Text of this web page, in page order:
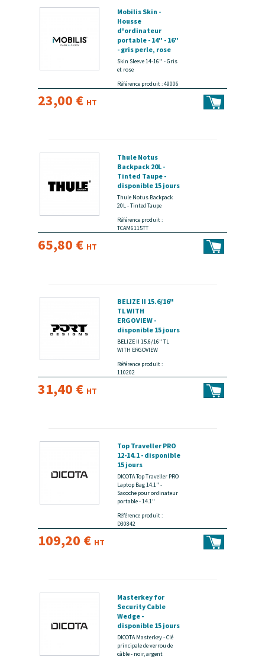
Mobilis Skin -
Housse
d'ordinateur
portable - 14" - 16"
- gris perle, rose
poudré -
disponible 15 jours
Skin Sleeve 14-16'' - Gris
et rose
Référence produit : 49006
23,00 € HT
Thule Notus
Backpack 20L -
Tinted Taupe -
disponible 15 jours
Thule Notus Backpack
20L - Tinted Taupe
Référence produit :
TCAM6115TT
65,80 € HT
BELIZE II 15.6/16"
TL WITH
ERGOVIEW -
disponible 15 jours
BELIZE II 15.6/16" TL
WITH ERGOVIEW
Référence produit :
110202
31,40 € HT
Top Traveller PRO
12-14.1 - disponible
15 jours
DICOTA Top Traveller PRO
Laptop Bag 14.1" -
Sacoche pour ordinateur
portable - 14.1"
Référence produit :
D30842
109,20 € HT
Masterkey for
Security Cable
Wedge -
disponible 15 jours
DICOTA Masterkey - Clé
principale de verrou de
câble - noir, argent